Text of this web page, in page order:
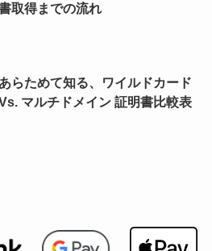
取得までの流れ
あらためて知る、ワイルドカード
マルチドメイン 証明書比較表